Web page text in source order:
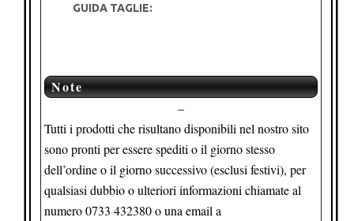
GUIDA TAGLIE:
Note
–
Tutti i prodotti che risultano disponibili nel nostro sito
sono pronti per essere spediti o il giorno stesso
dell’ordine o il giorno successivo (esclusi festivi), per
qualsiasi dubbio o ulteriori informazioni chiamate al
numero 0733 432380 o una email a